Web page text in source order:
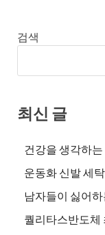
검색
최신 글
건강을 생각하
운동화 신발 세
남자들이 싫어하
퀄리타스반도체